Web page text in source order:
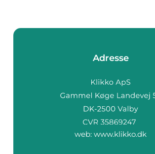
Adresse
web: www.klikko.dk